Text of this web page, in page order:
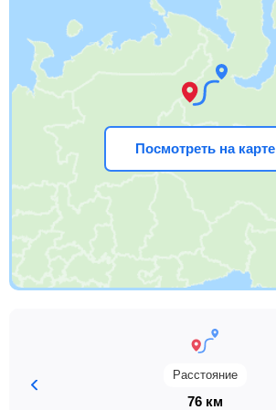
Посмотреть на карте
Расстояние
76 км